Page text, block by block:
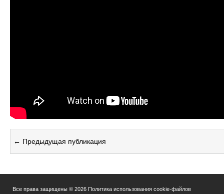
← Предыдущая публикация
Все права защищены © 2026 Политика использования cookie-файлов